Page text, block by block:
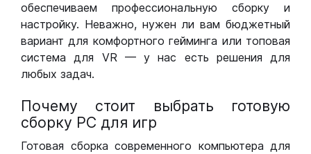
обеспечиваем профессиональную сборку и
настройку. Неважно, нужен ли вам бюджетный
вариант для комфортного гейминга или топовая
система для VR — у нас есть решения для
любых задач.
Почему стоит выбрать готовую
сборку РС для игр
Готовая сборка современного компьютера для